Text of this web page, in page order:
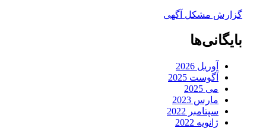
گزارش مشکل آگهی
بایگانی‌ها
آوریل 2026
آگوست 2025
می 2025
مارس 2023
سپتامبر 2022
ژانویه 2022